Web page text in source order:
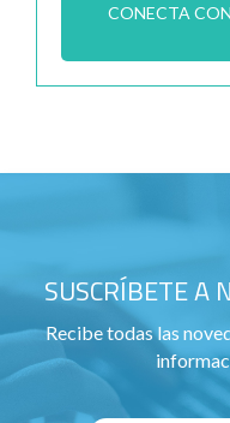
CONECTA
SUSCRÍBETE A
Recibe todas las